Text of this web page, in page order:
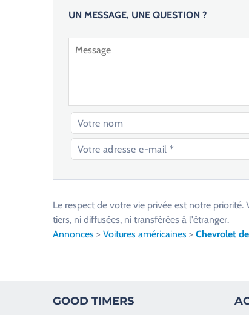
UN MESSAGE, UNE QUESTION ?
l
a
Le respect de votre vie privée est notre
tiers, ni diffusées, ni transférées à l'étranger.
Annonces > Voitures américaines > Chevrolet
GOOD TIMERS